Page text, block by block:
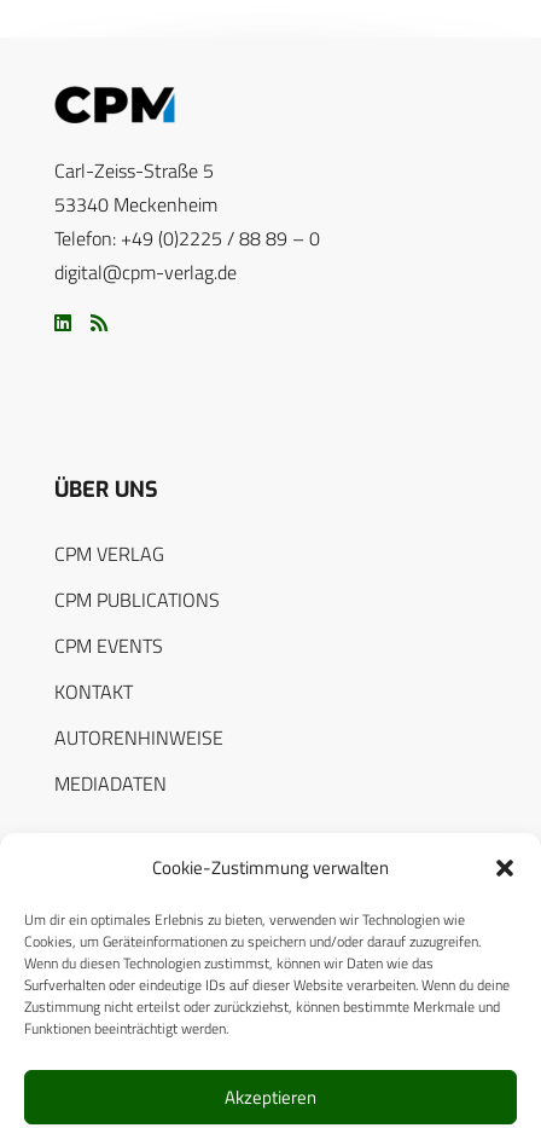
Cookie-Zustimmung verwalten
Um dir ein optimales Erlebnis zu bieten, verwenden wir Technologien wie
Cookies, um Geräteinformationen zu speichern und/oder darauf zuzugreifen.
Wenn du diesen Technologien zustimmst, können wir Daten wie das
Surfverhalten oder eindeutige IDs auf dieser Website verarbeiten. Wenn du deine
Zustimmung nicht erteilst oder zurückziehst, können bestimmte Merkmale und
Funktionen beeinträchtigt werden.
Akzeptieren
Carl-Zeiss-Straße 5
53340 Meckenheim
Telefon: +49 (0)2225 / 88 89 – 0
digital@cpm-verlag.de
ÜBER UNS
CPM VERLAG
CPM PUBLICATIONS
CPM EVENTS
KONTAKT
AUTORENHINWEISE
MEDIADATEN
RECHTLICHES
Datenschutzerklärung
Cookie-Richtlinie (EU)